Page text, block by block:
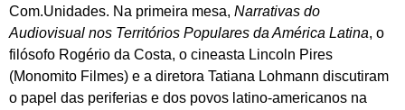
Com.Unidades. Na primeira mesa, Narrativas do
Audiovisual nos Territórios Populares da América Latina, o
filósofo Rogério da Costa, o cineasta Lincoln Pires
(Monomito Filmes) e a diretora Tatiana Lohmann discutiram
o papel das periferias e dos povos latino-americanos na